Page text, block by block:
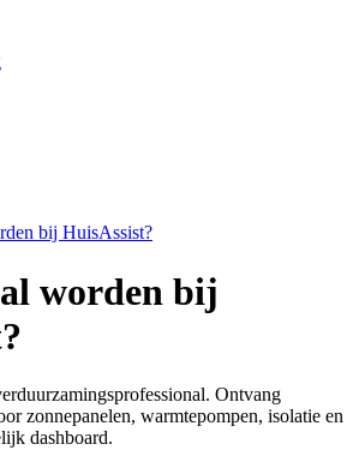
bij HuisAssist?
worden bij
Ontvang
zonnepanelen, warmtepompen, isolatie en
dashboard.